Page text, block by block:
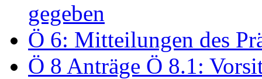
gegeben
Ö 6: Mitteilungen des
Ö 8 Anträge Ö 8.1: